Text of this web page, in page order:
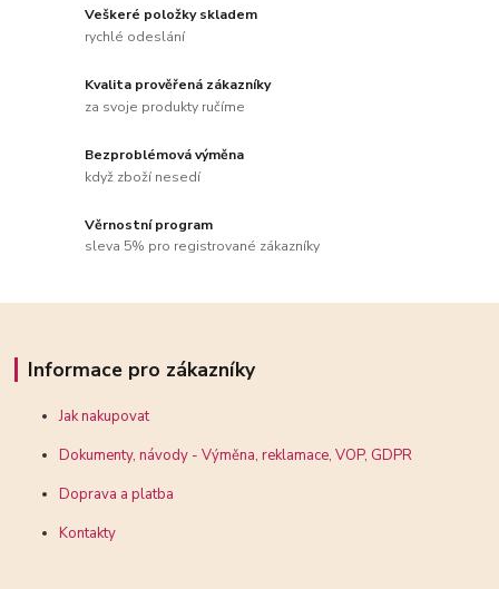
Veškeré položky skladem
rychlé odeslání
Kvalita prověřená zákazníky
za svoje produkty ručíme
Bezproblémová výměna
když zboží nesedí
Věrnostní program
sleva 5% pro registrované zákazníky
Informace pro zákazníky
Jak nakupovat
Dokumenty, návody - Výměna, reklamace, VOP, GDPR
Doprava a platba
Kontakty